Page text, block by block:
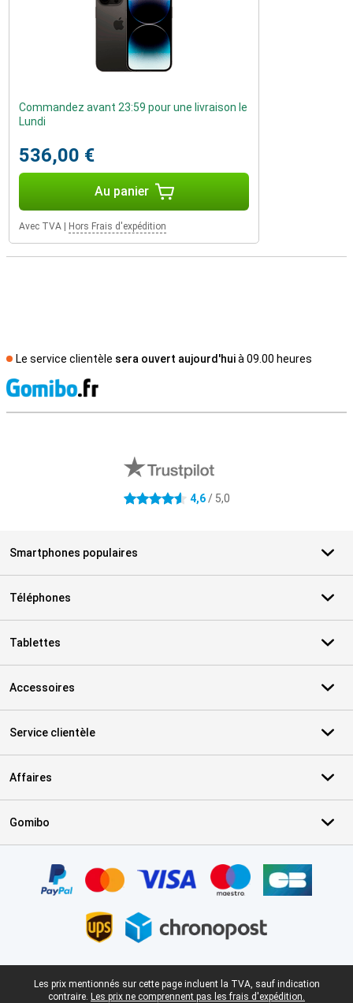
Commandez avant 23:59 pour une livraison le
Lundi
536,00 €
Au panier
Avec TVA Hors Frais d'expédition
Le service clientèle sera ouvert aujourd'huià 09.00 heures
4.6 étoiles 4,6/ 5,0
Smartphones populaires
Téléphones
Tablettes
Accessoires
Service clientèle
Affaires
Gomibo
Pied-de-page légal
Les prix mentionnés sur cette page incluent la TVA, sauf indication
contraire. Les prix ne comprennent pas les frais d'expédition.